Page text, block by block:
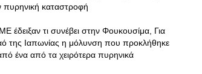
πυρηνική καταστροφή
έδειξαν τι συνέβει στην Φουκουσίμα, Για
της Ιαπωνίας η μόλυνση που προκλήθηκε
ένα από τα χειρότερα πυρηνικά